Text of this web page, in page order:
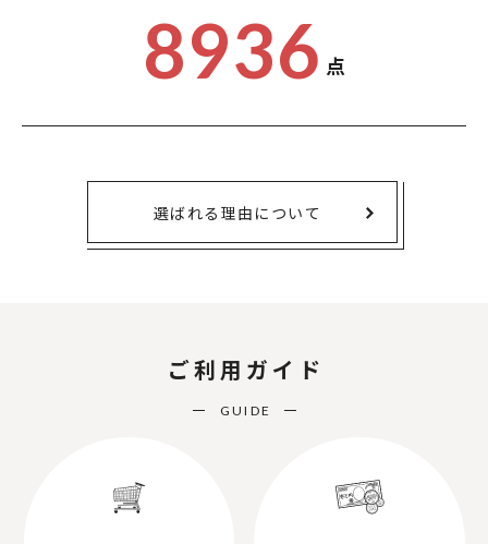
8936 点
選ばれる理由について
ご利用ガイド
GUIDE